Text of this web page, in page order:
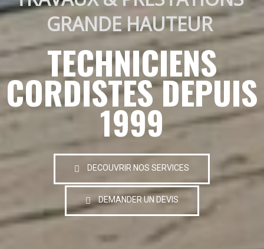
GRANDE HAUTEUR
TECHNICIENS
CORDISTES DEPUIS
1999
DECOUVRIR NOS SERVICES
DEMANDER UN DEVIS